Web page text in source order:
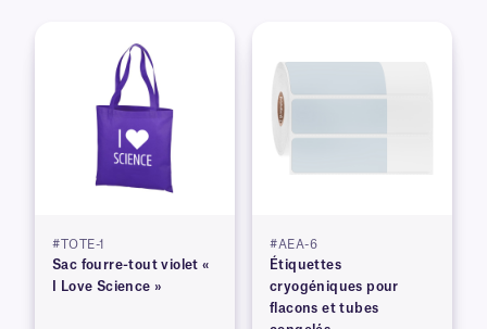
#TOTE-1
Sac fourre-tout violet «
I Love Science »
#AEA-6
Étiquettes
cryogéniques pour
flacons et tubes